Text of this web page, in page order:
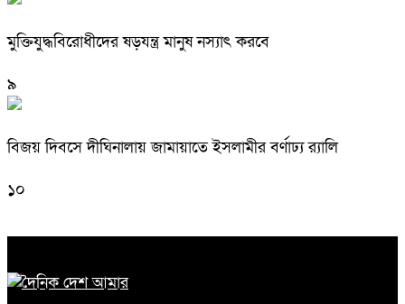
মুক্তিযুদ্ধবিরোধীদের ষড়যন্ত্র মানুষ নস্যাৎ করবে
৯
বিজয় দিবসে দীঘিনালায় জামায়াতে ইসলামীর বর্ণাঢ্য র‍্যালি
১০